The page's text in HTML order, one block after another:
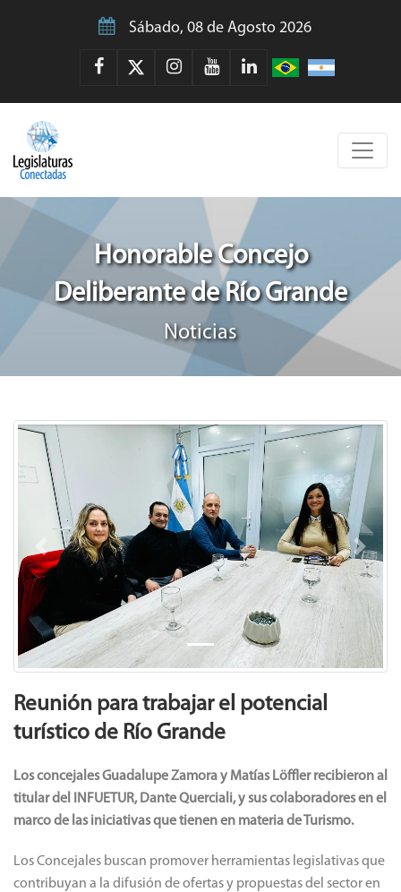
Sábado, 08 de Agosto 2026
Honorable Concejo
Deliberante de Río Grande
Noticias
Previous Next
Reunión para trabajar el potencial
turístico de Río Grande
Los concejales Guadalupe Zamora y Matías Löffler recibieron al
titular del INFUETUR, Dante Querciali, y sus colaboradores en el
marco de las iniciativas que tienen en materia de Turismo.
Los Concejales buscan promover herramientas legislativas que
contribuyan a la difusión de ofertas y propuestas del sector en